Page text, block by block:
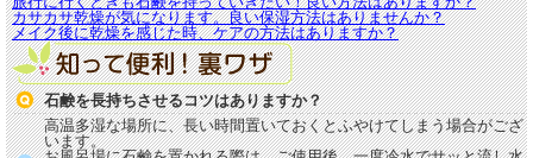
カサカサ乾燥が気になります。良い保湿方法はありませんか？
メイク後に乾燥を感じた時、ケアの方法はありますか？
石鹸を長持ちさせるコツはありますか？
高温多湿な場所に、長い時間置いておくとふやけてしまう場合がござ
います。